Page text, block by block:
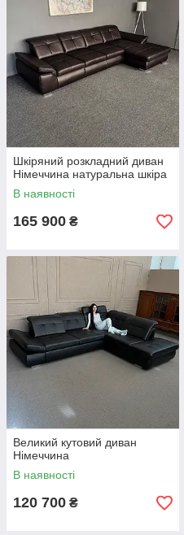
Шкіряний розкладний диван
Німеччина натуральна шкіра
В наявності
165 900 ₴
Великий кутовий диван
Німеччина
В наявності
120 700 ₴